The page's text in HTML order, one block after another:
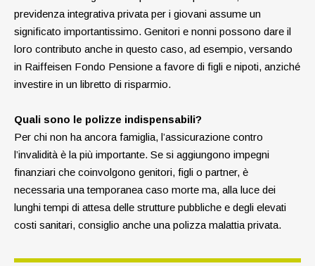
previdenza integrativa privata per i giovani assume un
significato importantissimo. Genitori e nonni possono dare il
loro contributo anche in questo caso, ad esempio, versando
in Raiff­eisen Fondo Pensione a favore di figli e nipoti, anziché
investire in un libretto di risparmio.
Quali sono le polizze indispensabili?
Per chi non ha ancora famiglia, l’assicurazione contro
l’invalidità è la più importante. Se si aggiungono impegni
finanziari che coinvolgono genitori, figli o partner, è
necessaria una temporanea caso morte ma, alla luce dei
lunghi tempi di attesa delle strutture pubbliche e degli elevati
costi sanitari, consiglio anche una polizza malattia privata.